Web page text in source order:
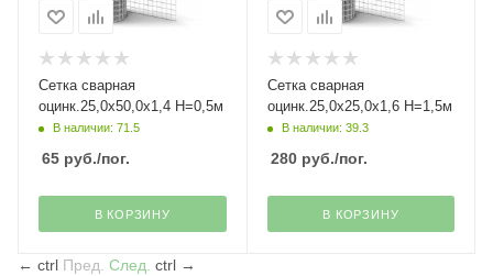
Сетка сварная
оцинк.25,0х50,0х1,4 H=0,5м
В наличии: 71.5
65 руб./пог.
В КОРЗИНУ
Сетка сварная
оцинк.25,0х25,0х1,6 Н=1,5м
В наличии: 39.3
280руб./пог.
В КОРЗИНУ
← ctrl Пред. След. ctrl →